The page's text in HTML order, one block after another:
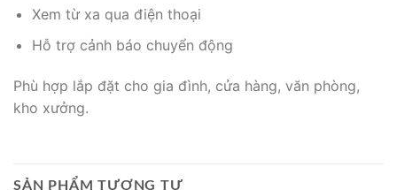
Xem từ xa qua điện thoại
Hỗ trợ cảnh báo chuyển động
Phù hợp lắp đặt cho gia đình, cửa hàng, văn phòng,
kho xưởng.
SẢN PHẨM TƯƠNG TỰ